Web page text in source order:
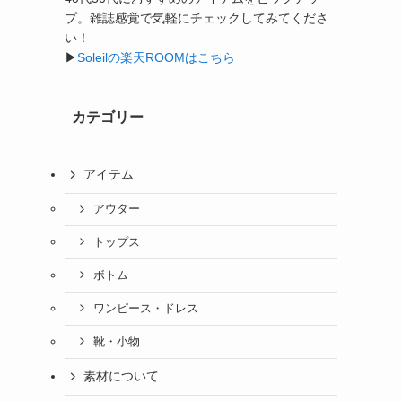
プ。雑誌感覚で気軽にチェックしてみてくださ
い！
▶︎Soleilの楽天ROOMはこちら
カテゴリー
アイテム
アウター
トップス
ボトム
ワンピース・ドレス
靴・小物
素材について